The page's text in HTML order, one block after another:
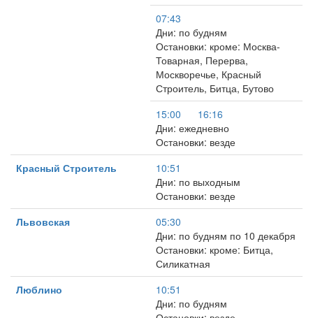
07:43
Дни: по будням
Остановки: кроме: Москва-
Товарная, Перерва,
Москворечье, Красный
Строитель, Битца, Бутово
15:00
16:16
Дни: ежедневно
Остановки: везде
Красный Строитель
10:51
Дни: по выходным
Остановки: везде
Львовская
05:30
Дни: по будням по 10 декабря
Остановки: кроме: Битца,
Силикатная
Люблино
10:51
Дни: по будням